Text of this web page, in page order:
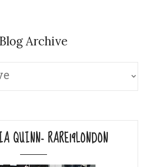
Blog Archive
QUINN- RARE19LONDON